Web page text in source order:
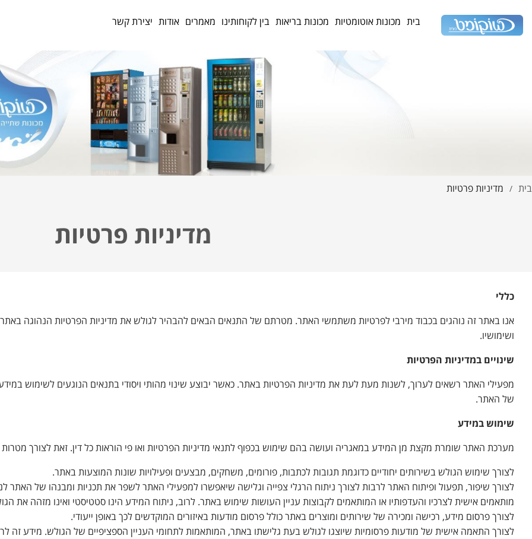
בית מכונות אוטומטיות מכונות בריאות בין לקוחותינו מאמרים אודות יצירת קשר
בית / מדיניות פרטיות
מדיניות פרטיות
כללי
אנו באתר זה נוהגים בכבוד מירבי לפרטיות משתמשי האתר. מטרתם של התנאים הבאים להבהיר לגולש את מדיניות הפרטיות הנהוגה
ושימושיו.
שינויים במדיניות הפרטיות
מפעילי האתר רשאים לערוך, לשנות מעת לעת את מדיניות הפרטיות באתר. כאשר יבוצע שינוי מהותי ויסודי בתנאים הנוגעים לשימוש
של האתר.
שימוש במידע
מערכת האתר שומרת מקצת מן המידע במאגריה ועושה בהם שימוש בכפוף לתנאי מדיניות הפרטיות ואו פי הוראות כל דין. זאת לצורך
לצורך שימוש הגולש בשירותים יחודיים כדוגמת תגובות לכתבות, פורומים, משחקים, מבצעים ופעילויות שונות המוצעות באתר.
לצורך שיפור, תפעול ופיתוח האתר לרבות לצורך ניתוח הרגלי צפייה וגלישה שיאפשרו למפעילי האתר לשפר את תכניות ומבנהו של האתר
מותאמים אישית לצרכיו והעדפותיו או המותאמים לקבוצות עניין העושות שימוש באתר. לרוב, ניתוח המידע הינו סטטיסטי ואינו מזהה את
לצורך פרסום מידע, רכישה ומכירה של שירותים ומוצרים באתר כולל פרסום מודעות באיזורים המוקדשים לכך באופן ייעודי.
לצורך התאמה אישית של מודעות פרסומיות שיוצגו לגולש בעת גלישתו באתר, המותאמות לתחומי העניין הספציפיים של הגולש. מידע זה